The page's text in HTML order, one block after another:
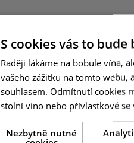
S cookies vás to bude
Raději lákáme na bobule vína,
vašeho zážitku na tomto webu,
souhlasem. Odmítnutí cookies
stolní víno nebo přívlastkové se
Nezbytně nutné